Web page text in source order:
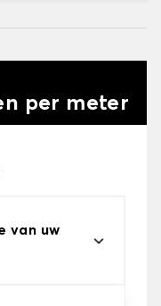
per meter
van uw